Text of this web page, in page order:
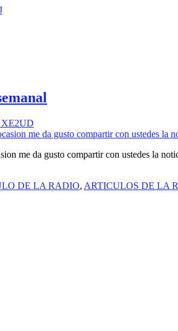
me da gusto compartir con ustedes la
DE LA RADIO, ARTICULOS DE LA